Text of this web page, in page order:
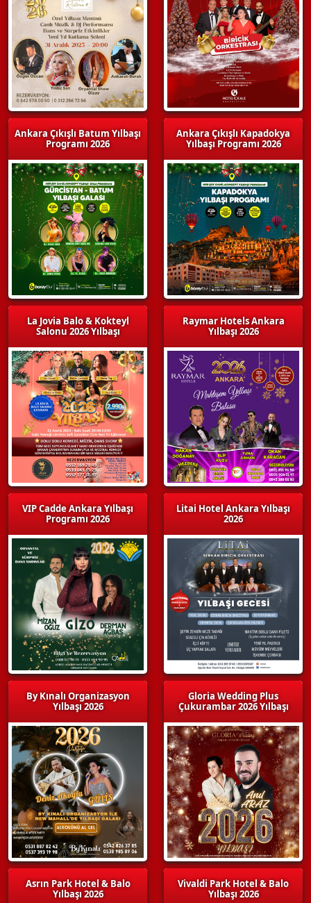
Ankara Çıkışlı Batum Yılbaşı
Programı 2026
La Jovia Balo & Kokteyl
Salonu 2026 Yılbaşı
VIP Cadde Ankara Yılbaşı
Programı 2026
By Kınalı Organizasyon
Yılbaşı 2026
Asrın Park Hotel & Balo
Yılbaşı 2026
Ankara Çıkışlı Kapadokya
Yılbaşı Programı 2026
Raymar Hotels Ankara
Yılbaşı 2026
Litai Hotel Ankara Yılbaşı
2026
Gloria Wedding Plus
Çukurambar 2026 Yılbaşı
Vivaldi Park Hotel & Balo
Yılbaşı 2026